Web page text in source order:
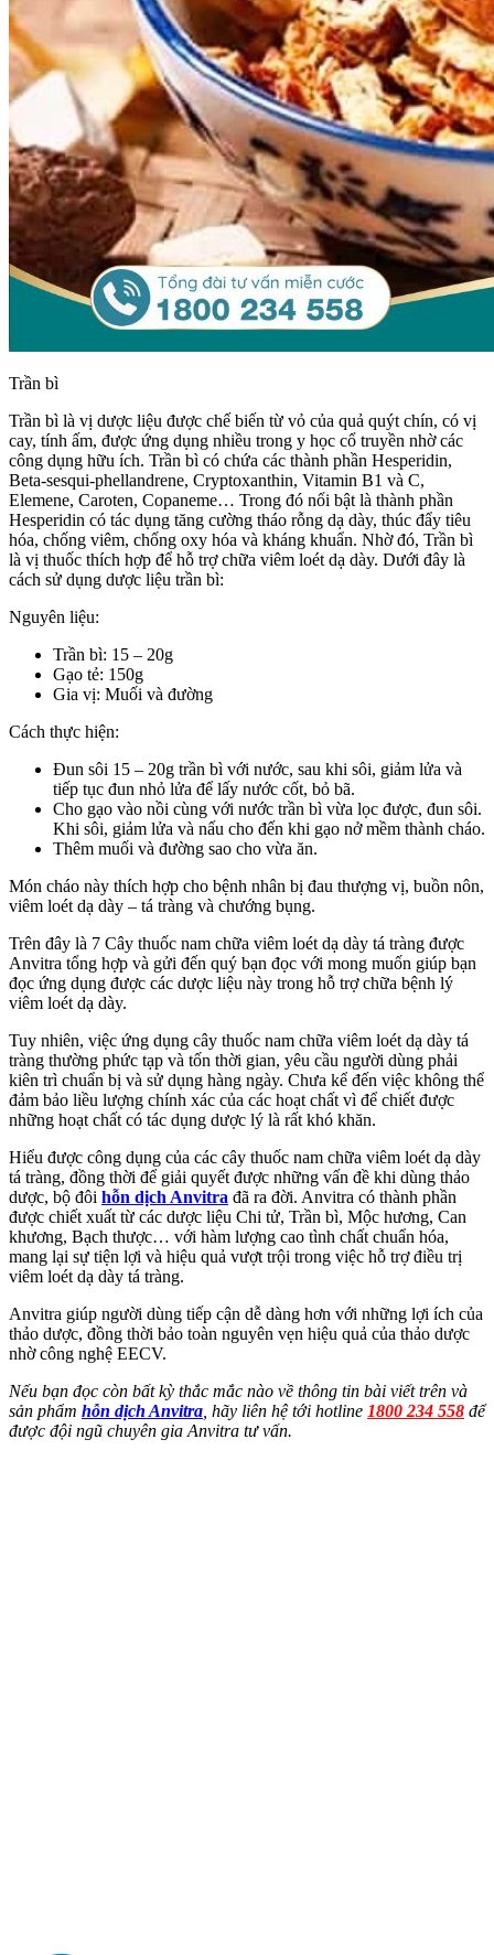
Trần bì
Trần bì là vị dược liệu được chế biến từ vỏ của quả quýt chín, có vị
cay, tính ấm, được ứng dụng nhiều trong y học cổ truyền nhờ các
công dụng hữu ích. Trần bì có chứa các thành phần Hesperidin,
Beta-sesqui-phellandrene, Cryptoxanthin, Vitamin B1 và C,
Elemene, Caroten, Copaneme… Trong đó nổi bật là thành phần
Hesperidin có tác dụng tăng cường tháo rỗng dạ dày, thúc đẩy tiêu
hóa, chống viêm, chống oxy hóa và kháng khuẩn. Nhờ đó, Trần bì
là vị thuốc thích hợp để hỗ trợ chữa viêm loét dạ dày. Dưới đây là
cách sử dụng dược liệu trần bì:
Nguyên liệu:
Trần bì: 15 – 20g
Gạo tẻ: 150g
Gia vị: Muối và đường
Cách thực hiện:
Đun sôi 15 – 20g trần bì với nước, sau khi sôi, giảm lửa và
tiếp tục đun nhỏ lửa để lấy nước cốt, bỏ bã.
Cho gạo vào nồi cùng với nước trần bì vừa lọc được, đun sôi.
Khi sôi, giảm lửa và nấu cho đến khi gạo nở mềm thành cháo.
Thêm muối và đường sao cho vừa ăn.
Món cháo này thích hợp cho bệnh nhân bị đau thượng vị, buồn nôn,
viêm loét dạ dày – tá tràng và chướng bụng.
Trên đây là 7 Cây thuốc nam chữa viêm loét dạ dày tá tràng được
Anvitra tổng hợp và gửi đến quý bạn đọc với mong muốn giúp bạn
đọc ứng dụng được các dược liệu này trong hỗ trợ chữa bệnh lý
viêm loét dạ dày.
Tuy nhiên, việc ứng dụng cây thuốc nam chữa viêm loét dạ dày tá
tràng thường phức tạp và tốn thời gian, yêu cầu người dùng phải
kiên trì chuẩn bị và sử dụng hàng ngày. Chưa kể đến việc không thể
đảm bảo liều lượng chính xác của các hoạt chất vì để chiết được
những hoạt chất có tác dụng dược lý là rất khó khăn.
Hiểu được công dụng của các cây thuốc nam chữa viêm loét dạ dày
tá tràng, đồng thời để giải quyết được những vấn đề khi dùng thảo
dược, bộ đôi hỗn dịch Anvitra đã ra đời. Anvitra có thành phần
được chiết xuất từ các dược liệu Chi tử, Trần bì, Mộc hương, Can
khương, Bạch thược… với hàm lượng cao tình chất chuẩn hóa,
mang lại sự tiện lợi và hiệu quả vượt trội trong việc hỗ trợ điều trị
viêm loét dạ dày tá tràng.
Anvitra giúp người dùng tiếp cận dễ dàng hơn với những lợi ích của
thảo dược, đồng thời bảo toàn nguyên vẹn hiệu quả của thảo dược
nhờ công nghệ EECV.
Nếu bạn đọc còn bất kỳ thắc mắc nào về thông tin bài viết trên và
sản phẩm hỗn dịch Anvitra , hãy liên hệ tới hotline 1800 234 558 để
được đội ngũ chuyên gia Anvitra tư vấn.